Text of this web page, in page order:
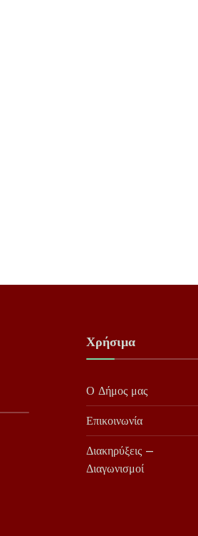
Χρήσιμα
Ο Δήμος μας
Επικοινωνία
Διακηρύξεις –
Διαγωνισμοί